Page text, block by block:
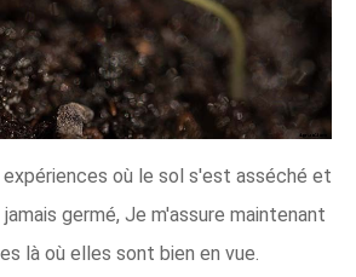
où le sol s'est asséché et
germé, Je m'assure maintenant
là où elles sont bien en vue.